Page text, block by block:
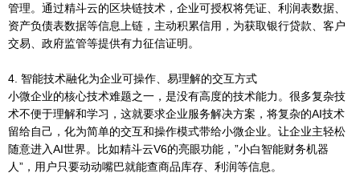
管理。通过精斗云的区块链技术，企业可授权将凭证、利润表数据、
资产负债表数据等信息上链，主动积累信用，为获取银行贷款、客户
交易、政府监管等提供有力征信证明。
4. 智能技术融化为企业可操作、易理解的交互方式
小微企业的核心技术难题之一，是没有高度的技术能力。很多复杂技
术不便于理解和学习，这就要求企业服务解决方案，将复杂的AI技术
留给自己，化为简单的交互和操作模式带给小微企业。让企业主轻松
随意进入AI世界。比如精斗云V6的亮眼功能，”小白智能财务机器
人”，用户只要动动嘴巴就能查商品库存、利润等信息。